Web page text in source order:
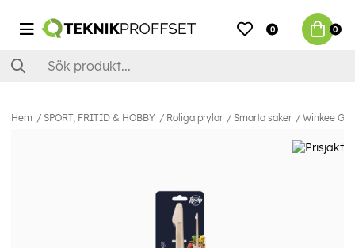
0 0
Hem SPORT, FRITID & HOBBY Roliga prylar Smarta saker Winkee